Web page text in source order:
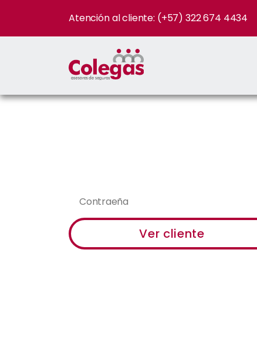
Atención al cliente: (+57) 322 674 4434